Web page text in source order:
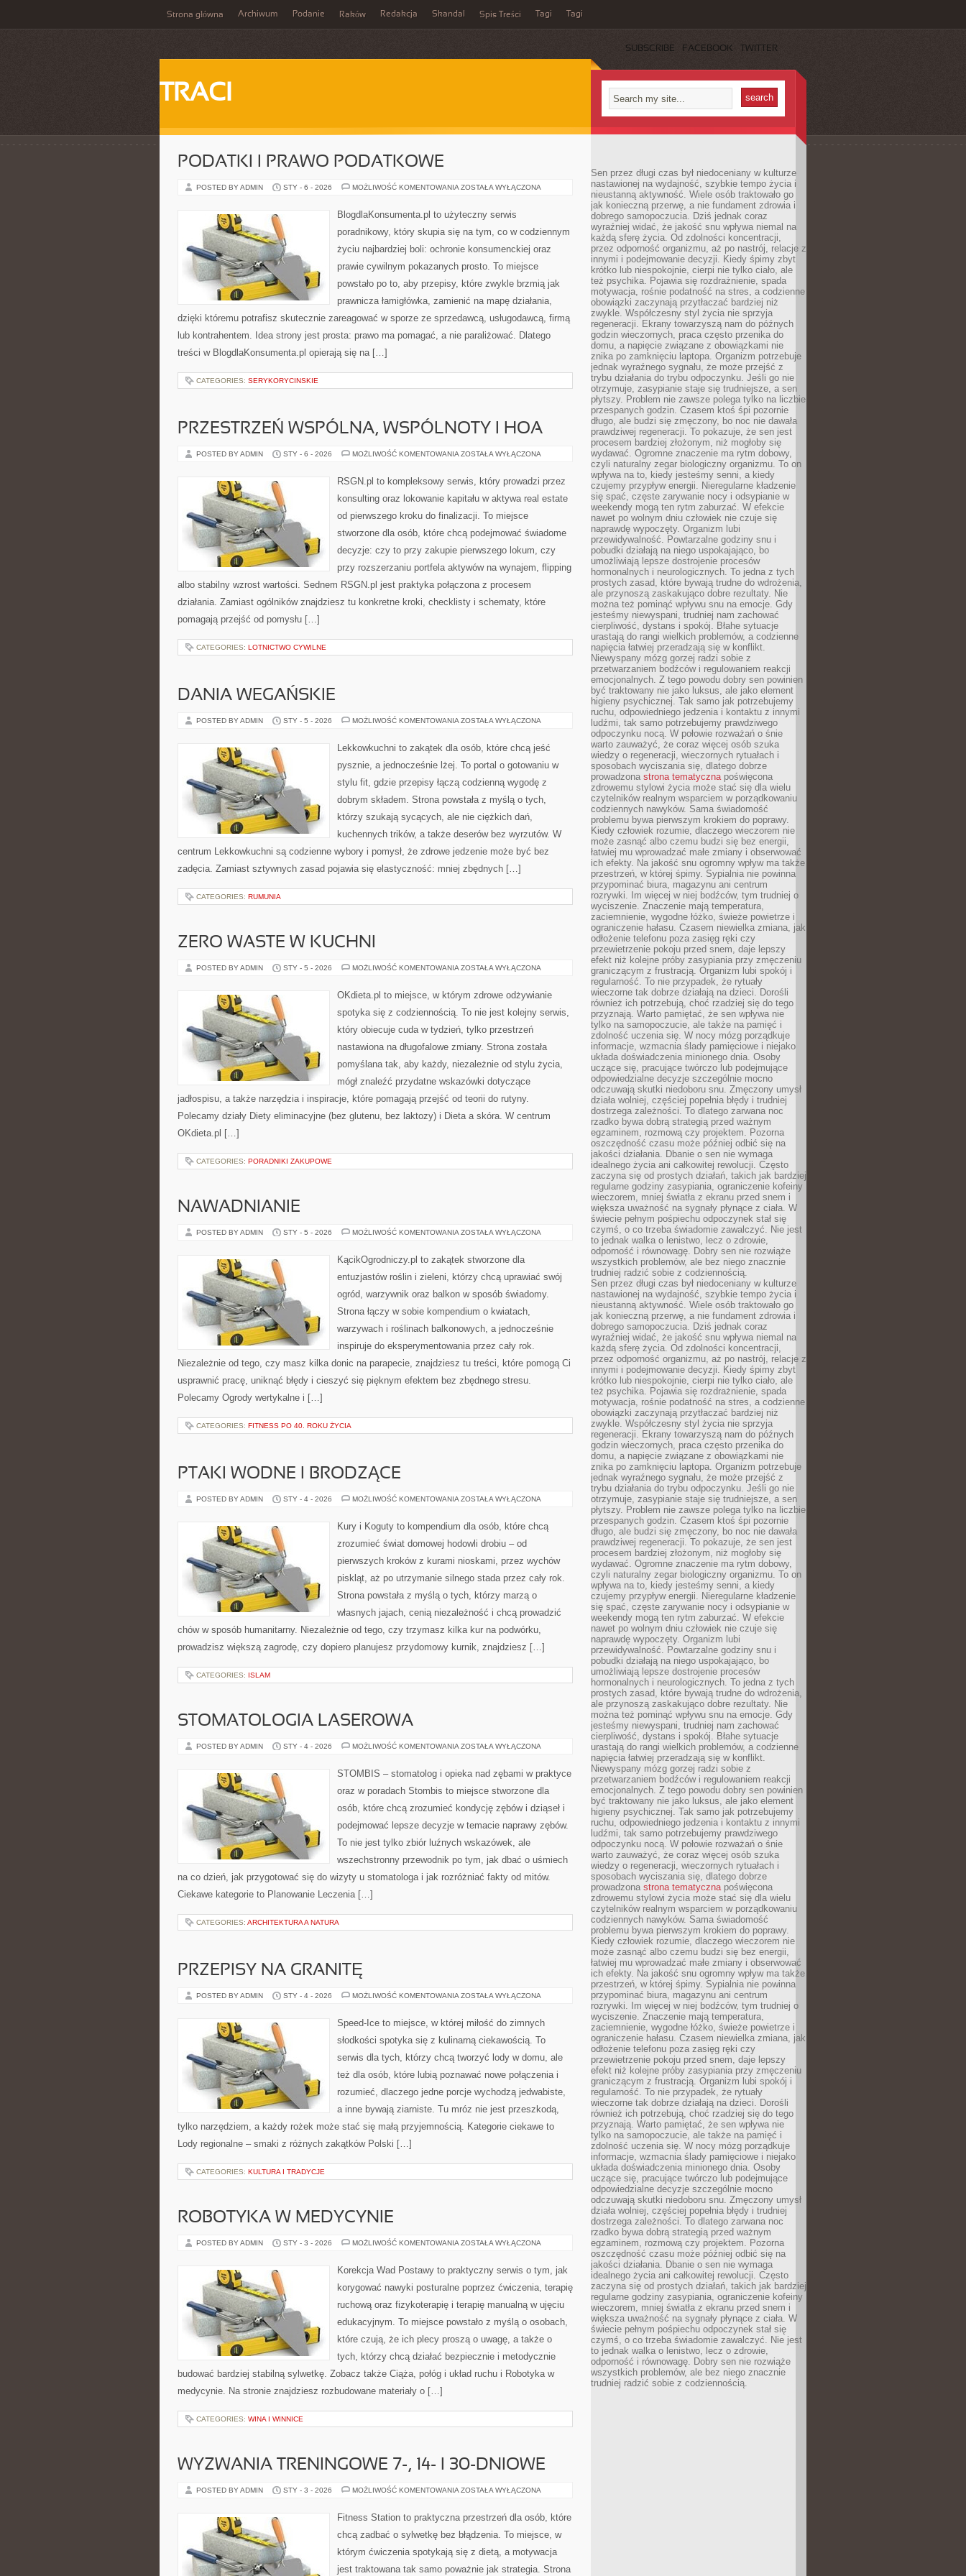
Strona główna Archiwum Podanie Raków Redakcja Skandal Spis Treści Tagi Tagi
SUBSCRIBE FACEBOOK TWITTER
TRACI
PODATKI I PRAWO PODATKOWE
POSTED BY ADMIN STY - 6 - 2026 MOŻLIWOŚĆ KOMENTOWANIA PODATKI
PODATKOWE
ZOSTAŁA WYŁĄCZONA
BlogdlaKonsumenta.pl to użyteczny serwis
poradnikowy, który skupia się na tym, co w codziennym
życiu najbardziej boli: ochronie konsumenckiej oraz
prawie cywilnym pokazanych prosto. To miejsce
powstało po to, aby przepisy, które zwykle brzmią jak
prawnicza łamigłówka, zamienić na mapę działania,
dzięki któremu potrafisz skutecznie zareagować w sporze ze sprzedawcą, usługodawcą, firmą
lub kontrahentem. Idea strony jest prosta: prawo ma pomagać, a nie paraliżować. Dlatego
treści w BlogdlaKonsumenta.pl opierają się na […]
CATEGORIES: SERYKORYCINSKIE
PRZESTRZEŃ WSPÓLNA, WSPÓLNOTY I HOA
POSTED BY ADMIN STY - 6 - 2026 MOŻLIWOŚĆ KOMENTOWANIA PRZESTRZEŃ
HOA
ZOSTAŁA WYŁĄCZONA
RSGN.pl to kompleksowy serwis, który prowadzi przez
konsulting oraz lokowanie kapitału w aktywa real estate
od pierwszego kroku do finalizacji. To miejsce
stworzone dla osób, które chcą podejmować świadome
decyzje: czy to przy zakupie pierwszego lokum, czy
przy rozszerzaniu portfela aktywów na wynajem, flipping
albo stabilny wzrost wartości. Sednem RSGN.pl jest praktyka połączona z procesem
działania. Zamiast ogólników znajdziesz tu konkretne kroki, checklisty i schematy, które
pomagają przejść od pomysłu […]
CATEGORIES: LOTNICTWO CYWILNE
DANIA WEGAŃSKIE
POSTED BY ADMIN STY - 5 - 2026 MOŻLIWOŚĆ KOMENTOWANIA DANIA
ZOSTAŁA WYŁĄCZONA
Lekkowkuchni to zakątek dla osób, które chcą jeść
pysznie, a jednocześnie lżej. To portal o gotowaniu w
stylu fit, gdzie przepisy łączą codzienną wygodę z
dobrym składem. Strona powstała z myślą o tych,
którzy szukają sycących, ale nie ciężkich dań,
kuchennych trików, a także deserów bez wyrzutów. W
centrum Lekkowkuchni są codzienne wybory i pomysł, że zdrowe jedzenie może być bez
zadęcia. Zamiast sztywnych zasad pojawia się elastyczność: mniej zbędnych […]
CATEGORIES: RUMUNIA
ZERO WASTE W KUCHNI
POSTED BY ADMIN STY - 5 - 2026 MOŻLIWOŚĆ KOMENTOWANIA ZERO
KUCHNI
ZOSTAŁA WYŁĄCZONA
OKdieta.pl to miejsce, w którym zdrowe odżywianie
spotyka się z codziennością. To nie jest kolejny serwis,
który obiecuje cuda w tydzień, tylko przestrzeń
nastawiona na długofalowe zmiany. Strona została
pomyślana tak, aby każdy, niezależnie od stylu życia,
mógł znaleźć przydatne wskazówki dotyczące
jadłospisu, a także narzędzia i inspiracje, które pomagają przejść od teorii do rutyny.
Polecamy działy Diety eliminacyjne (bez glutenu, bez laktozy) i Dieta a skóra. W centrum
OKdieta.pl […]
CATEGORIES: PORADNIKI ZAKUPOWE
NAWADNIANIE
POSTED BY ADMIN STY - 5 - 2026 MOŻLIWOŚĆ KOMENTOWANIA NAWADNIANIE
ZOSTAŁA WYŁĄCZONA
KącikOgrodniczy.pl to zakątek stworzone dla
entuzjastów roślin i zieleni, którzy chcą uprawiać swój
ogród, warzywnik oraz balkon w sposób świadomy.
Strona łączy w sobie kompendium o kwiatach,
warzywach i roślinach balkonowych, a jednocześnie
inspiruje do eksperymentowania przez cały rok.
Niezależnie od tego, czy masz kilka donic na parapecie, znajdziesz tu treści, które pomogą Ci
usprawnić pracę, uniknąć błędy i cieszyć się pięknym efektem bez zbędnego stresu.
Polecamy Ogrody wertykalne i […]
CATEGORIES: FITNESS PO 40. ROKU ŻYCIA
PTAKI WODNE I BRODZĄCE
POSTED BY ADMIN STY - 4 - 2026 MOŻLIWOŚĆ KOMENTOWANIA PTAKI
BRODZĄCE
ZOSTAŁA WYŁĄCZONA
Kury i Koguty to kompendium dla osób, które chcą
zrozumieć świat domowej hodowli drobiu – od
pierwszych kroków z kurami nioskami, przez wychów
piskląt, aż po utrzymanie silnego stada przez cały rok.
Strona powstała z myślą o tych, którzy marzą o
własnych jajach, cenią niezależność i chcą prowadzić
chów w sposób humanitarny. Niezależnie od tego, czy trzymasz kilka kur na podwórku,
prowadzisz większą zagrodę, czy dopiero planujesz przydomowy kurnik, znajdziesz […]
CATEGORIES: ISLAM
STOMATOLOGIA LASEROWA
POSTED BY ADMIN STY - 4 - 2026 MOŻLIWOŚĆ KOMENTOWANIA STOMATOLOGIA
ZOSTAŁA WYŁĄCZONA
STOMBIS – stomatolog i opieka nad zębami w praktyce
oraz w poradach Stombis to miejsce stworzone dla
osób, które chcą zrozumieć kondycję zębów i dziąseł i
podejmować lepsze decyzje w temacie naprawy zębów.
To nie jest tylko zbiór luźnych wskazówek, ale
wszechstronny przewodnik po tym, jak dbać o uśmiech
na co dzień, jak przygotować się do wizyty u stomatologa i jak rozróżniać fakty od mitów.
Ciekawe kategorie to Planowanie Leczenia […]
CATEGORIES: ARCHITEKTURA A NATURA
PRZEPISY NA GRANITĘ
POSTED BY ADMIN STY - 4 - 2026 MOŻLIWOŚĆ KOMENTOWANIA PRZEPISY
ZOSTAŁA WYŁĄCZONA
Speed-Ice to miejsce, w której miłość do zimnych
słodkości spotyka się z kulinarną ciekawością. To
serwis dla tych, którzy chcą tworzyć lody w domu, ale
też dla osób, które lubią poznawać nowe połączenia i
rozumieć, dlaczego jedne porcje wychodzą jedwabiste,
a inne bywają ziarniste. Tu mróz nie jest przeszkodą,
tylko narzędziem, a każdy rożek może stać się małą przyjemnością. Kategorie ciekawe to
Lody regionalne – smaki z różnych zakątków Polski […]
CATEGORIES: KULTURA I TRADYCJE
ROBOTYKA W MEDYCYNIE
POSTED BY ADMIN STY - 3 - 2026 MOŻLIWOŚĆ KOMENTOWANIA ROBOTYKA
ZOSTAŁA WYŁĄCZONA
Korekcja Wad Postawy to praktyczny serwis o tym, jak
korygować nawyki posturalne poprzez ćwiczenia, terapię
ruchową oraz fizykoterapię i terapię manualną w ujęciu
edukacyjnym. To miejsce powstało z myślą o osobach,
które czują, że ich plecy proszą o uwagę, a także o
tych, którzy chcą działać bezpiecznie i metodycznie
budować bardziej stabilną sylwetkę. Zobacz także Ciąża, połóg i układ ruchu i Robotyka w
medycynie. Na stronie znajdziesz rozbudowane materiały o […]
CATEGORIES: WINA I WINNICE
WYZWANIA TRENINGOWE 7-, 14- I 30-DNIOWE
POSTED BY ADMIN STY - 3 - 2026 MOŻLIWOŚĆ KOMENTOWANIA WYZWANIA
I
DNIOWE
ZOSTAŁA WYŁĄCZONA
Fitness Station to praktyczna przestrzeń dla osób, które
chcą zadbać o sylwetkę bez błądzenia. To miejsce, w
którym ćwiczenia spotykają się z dietą, a motywacja
jest traktowana tak samo poważnie jak strategia. Strona
Sen przez długi czas był niedoceniany w kulturze
nastawionej na wydajność, szybkie tempo życia i
nieustanną aktywność. Wiele osób traktowało go
jak konieczną przerwę, a nie fundament zdrowia i
dobrego samopoczucia. Dziś jednak coraz
wyraźniej widać, że jakość snu wpływa niemal na
każdą sferę życia. Od zdolności koncentracji,
przez odporność organizmu, aż po nastrój, relacje z
innymi i podejmowanie decyzji. Kiedy śpimy zbyt
krótko lub niespokojnie, cierpi nie tylko ciało, ale
też psychika. Pojawia się rozdrażnienie, spada
motywacja, rośnie podatność na stres, a codzienne
obowiązki zaczynają przytłaczać bardziej niż
zwykle. Współczesny styl życia nie sprzyja
regeneracji. Ekrany towarzyszą nam do późnych
godzin wieczornych, praca często przenika do
domu, a napięcie związane z obowiązkami nie
znika po zamknięciu laptopa. Organizm potrzebuje
jednak wyraźnego sygnału, że może przejść z
trybu działania do trybu odpoczynku. Jeśli go nie
otrzymuje, zasypianie staje się trudniejsze, a sen
płytszy. Problem nie zawsze polega tylko na liczbie
przespanych godzin. Czasem ktoś śpi pozornie
długo, ale budzi się zmęczony, bo noc nie dawała
prawdziwej regeneracji. To pokazuje, że sen jest
procesem bardziej złożonym, niż mogłoby się
wydawać. Ogromne znaczenie ma rytm dobowy,
czyli naturalny zegar biologiczny organizmu. To on
wpływa na to, kiedy jesteśmy senni, a kiedy
czujemy przypływ energii. Nieregularne kładzenie
się spać, częste zarywanie nocy i odsypianie w
weekendy mogą ten rytm zaburzać. W efekcie
nawet po wolnym dniu człowiek nie czuje się
naprawdę wypoczęty. Organizm lubi
przewidywalność. Powtarzalne godziny snu i
pobudki działają na niego uspokajająco, bo
umożliwiają lepsze dostrojenie procesów
hormonalnych i neurologicznych. To jedna z tych
prostych zasad, które bywają trudne do wdrożenia,
ale przynoszą zaskakująco dobre rezultaty. Nie
można też pominąć wpływu snu na emocje. Gdy
jesteśmy niewyspani, trudniej nam zachować
cierpliwość, dystans i spokój. Błahe sytuacje
urastają do rangi wielkich problemów, a codzienne
napięcia łatwiej przeradzają się w konflikt.
Niewyspany mózg gorzej radzi sobie z
przetwarzaniem bodźców i regulowaniem reakcji
emocjonalnych. Z tego powodu dobry sen powinien
być traktowany nie jako luksus, ale jako element
higieny psychicznej. Tak samo jak potrzebujemy
ruchu, odpowiedniego jedzenia i kontaktu z innymi
ludźmi, tak samo potrzebujemy prawdziwego
odpoczynku nocą. W połowie rozważań o śnie
warto zauważyć, że coraz więcej osób szuka
wiedzy o regeneracji, wieczornych rytuałach i
sposobach wyciszania się, dlatego dobrze
prowadzona strona tematycznapoświęcona
zdrowemu stylowi życia może stać się dla wielu
czytelników realnym wsparciem w porządkowaniu
codziennych nawyków. Sama świadomość
problemu bywa pierwszym krokiem do poprawy.
Kiedy człowiek rozumie, dlaczego wieczorem nie
może zasnąć albo czemu budzi się bez energii,
łatwiej mu wprowadzać małe zmiany i obserwować
ich efekty. Na jakość snu ogromny wpływ ma także
przestrzeń, w której śpimy. Sypialnia nie powinna
przypominać biura, magazynu ani centrum
rozrywki. Im więcej w niej bodźców, tym trudniej o
wyciszenie. Znaczenie mają temperatura,
zaciemnienie, wygodne łóżko, świeże powietrze i
ograniczenie hałasu. Czasem niewielka zmiana, jak
odłożenie telefonu poza zasięg ręki czy
przewietrzenie pokoju przed snem, daje lepszy
efekt niż kolejne próby zasypiania przy zmęczeniu
graniczącym z frustracją. Organizm lubi spokój i
regularność. To nie przypadek, że rytuały
wieczorne tak dobrze działają na dzieci. Dorośli
również ich potrzebują, choć rzadziej się do tego
przyznają. Warto pamiętać, że sen wpływa nie
tylko na samopoczucie, ale także na pamięć i
zdolność uczenia się. W nocy mózg porządkuje
informacje, wzmacnia ślady pamięciowe i niejako
układa doświadczenia minionego dnia. Osoby
uczące się, pracujące twórczo lub podejmujące
odpowiedzialne decyzje szczególnie mocno
odczuwają skutki niedoboru snu. Zmęczony umysł
działa wolniej, częściej popełnia błędy i trudniej
dostrzega zależności. To dlatego zarwana noc
rzadko bywa dobrą strategią przed ważnym
egzaminem, rozmową czy projektem. Pozorna
oszczędność czasu może później odbić się na
jakości działania. Dbanie o sen nie wymaga
idealnego życia ani całkowitej rewolucji. Często
zaczyna się od prostych działań, takich jak bardziej
regularne godziny zasypiania, ograniczenie kofeiny
wieczorem, mniej światła z ekranu przed snem i
większa uważność na sygnały płynące z ciała. W
świecie pełnym pośpiechu odpoczynek stał się
czymś, o co trzeba świadomie zawalczyć. Nie jest
to jednak walka o lenistwo, lecz o zdrowie,
odporność i równowagę. Dobry sen nie rozwiąże
wszystkich problemów, ale bez niego znacznie
trudniej radzić sobie z codziennością.
Sen przez długi czas był niedoceniany w kulturze
nastawionej na wydajność, szybkie tempo życia i
nieustanną aktywność. Wiele osób traktowało go
jak konieczną przerwę, a nie fundament zdrowia i
dobrego samopoczucia. Dziś jednak coraz
wyraźniej widać, że jakość snu wpływa niemal na
każdą sferę życia. Od zdolności koncentracji,
przez odporność organizmu, aż po nastrój, relacje z
innymi i podejmowanie decyzji. Kiedy śpimy zbyt
krótko lub niespokojnie, cierpi nie tylko ciało, ale
też psychika. Pojawia się rozdrażnienie, spada
motywacja, rośnie podatność na stres, a codzienne
obowiązki zaczynają przytłaczać bardziej niż
zwykle. Współczesny styl życia nie sprzyja
regeneracji. Ekrany towarzyszą nam do późnych
godzin wieczornych, praca często przenika do
domu, a napięcie związane z obowiązkami nie
znika po zamknięciu laptopa. Organizm potrzebuje
jednak wyraźnego sygnału, że może przejść z
trybu działania do trybu odpoczynku. Jeśli go nie
otrzymuje, zasypianie staje się trudniejsze, a sen
płytszy. Problem nie zawsze polega tylko na liczbie
przespanych godzin. Czasem ktoś śpi pozornie
długo, ale budzi się zmęczony, bo noc nie dawała
prawdziwej regeneracji. To pokazuje, że sen jest
procesem bardziej złożonym, niż mogłoby się
wydawać. Ogromne znaczenie ma rytm dobowy,
czyli naturalny zegar biologiczny organizmu. To on
wpływa na to, kiedy jesteśmy senni, a kiedy
czujemy przypływ energii. Nieregularne kładzenie
się spać, częste zarywanie nocy i odsypianie w
weekendy mogą ten rytm zaburzać. W efekcie
nawet po wolnym dniu człowiek nie czuje się
naprawdę wypoczęty. Organizm lubi
przewidywalność. Powtarzalne godziny snu i
pobudki działają na niego uspokajająco, bo
umożliwiają lepsze dostrojenie procesów
hormonalnych i neurologicznych. To jedna z tych
prostych zasad, które bywają trudne do wdrożenia,
ale przynoszą zaskakująco dobre rezultaty. Nie
można też pominąć wpływu snu na emocje. Gdy
jesteśmy niewyspani, trudniej nam zachować
cierpliwość, dystans i spokój. Błahe sytuacje
urastają do rangi wielkich problemów, a codzienne
napięcia łatwiej przeradzają się w konflikt.
Niewyspany mózg gorzej radzi sobie z
przetwarzaniem bodźców i regulowaniem reakcji
emocjonalnych. Z tego powodu dobry sen powinien
być traktowany nie jako luksus, ale jako element
higieny psychicznej. Tak samo jak potrzebujemy
ruchu, odpowiedniego jedzenia i kontaktu z innymi
ludźmi, tak samo potrzebujemy prawdziwego
odpoczynku nocą. W połowie rozważań o śnie
warto zauważyć, że coraz więcej osób szuka
wiedzy o regeneracji, wieczornych rytuałach i
sposobach wyciszania się, dlatego dobrze
prowadzona strona tematycznapoświęcona
zdrowemu stylowi życia może stać się dla wielu
czytelników realnym wsparciem w porządkowaniu
codziennych nawyków. Sama świadomość
problemu bywa pierwszym krokiem do poprawy.
Kiedy człowiek rozumie, dlaczego wieczorem nie
może zasnąć albo czemu budzi się bez energii,
łatwiej mu wprowadzać małe zmiany i obserwować
ich efekty. Na jakość snu ogromny wpływ ma także
przestrzeń, w której śpimy. Sypialnia nie powinna
przypominać biura, magazynu ani centrum
rozrywki. Im więcej w niej bodźców, tym trudniej o
wyciszenie. Znaczenie mają temperatura,
zaciemnienie, wygodne łóżko, świeże powietrze i
ograniczenie hałasu. Czasem niewielka zmiana, jak
odłożenie telefonu poza zasięg ręki czy
przewietrzenie pokoju przed snem, daje lepszy
efekt niż kolejne próby zasypiania przy zmęczeniu
graniczącym z frustracją. Organizm lubi spokój i
regularność. To nie przypadek, że rytuały
wieczorne tak dobrze działają na dzieci. Dorośli
również ich potrzebują, choć rzadziej się do tego
przyznają. Warto pamiętać, że sen wpływa nie
tylko na samopoczucie, ale także na pamięć i
zdolność uczenia się. W nocy mózg porządkuje
informacje, wzmacnia ślady pamięciowe i niejako
układa doświadczenia minionego dnia. Osoby
uczące się, pracujące twórczo lub podejmujące
odpowiedzialne decyzje szczególnie mocno
odczuwają skutki niedoboru snu. Zmęczony umysł
działa wolniej, częściej popełnia błędy i trudniej
dostrzega zależności. To dlatego zarwana noc
rzadko bywa dobrą strategią przed ważnym
egzaminem, rozmową czy projektem. Pozorna
oszczędność czasu może później odbić się na
jakości działania. Dbanie o sen nie wymaga
idealnego życia ani całkowitej rewolucji. Często
zaczyna się od prostych działań, takich jak bardziej
regularne godziny zasypiania, ograniczenie kofeiny
wieczorem, mniej światła z ekranu przed snem i
większa uważność na sygnały płynące z ciała. W
świecie pełnym pośpiechu odpoczynek stał się
czymś, o co trzeba świadomie zawalczyć. Nie jest
to jednak walka o lenistwo, lecz o zdrowie,
odporność i równowagę. Dobry sen nie rozwiąże
wszystkich problemów, ale bez niego znacznie
trudniej radzić sobie z codziennością.